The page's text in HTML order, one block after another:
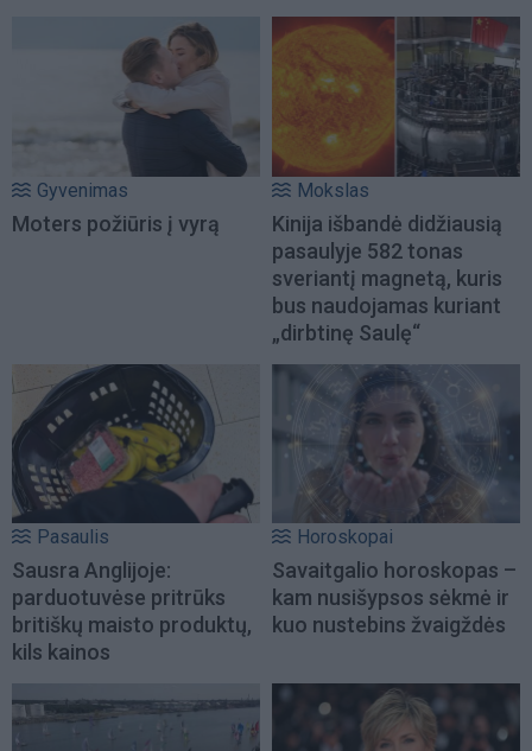
Gyvenimas
Moters požiūris į vyrą
Mokslas
Kinija išbandė didžiausią
pasaulyje 582 tonas
sveriantį magnetą, kuris
bus naudojamas kuriant
„dirbtinę Saulę“
Pasaulis
Sausra Anglijoje:
parduotuvėse pritrūks
britiškų maisto produktų,
kils kainos
Horoskopai
Savaitgalio horoskopas –
kam nusišypsos sėkmė ir
kuo nustebins žvaigždės